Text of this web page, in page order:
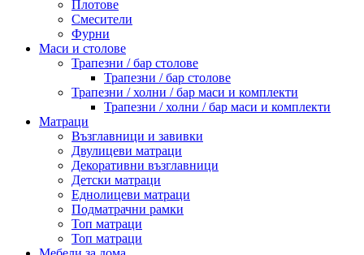
Плотове
Смесители
Фурни
Маси и столове
Трапезни / бар столове
Трапезни / бар столове
Трапезни / холни / бар маси и комплекти
Трапезни / холни / бар маси и комплекти
Матраци
Възглавници и завивки
Двулицеви матраци
Декоративни възглавници
Детски матраци
Еднолицеви матраци
Подматрачни рамки
Топ матраци
Топ матраци